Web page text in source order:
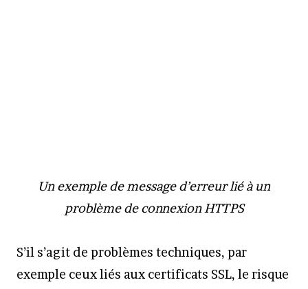
Un exemple de message d’erreur lié à un
problème de connexion HTTPS
S’il s’agit de problèmes techniques, par
exemple ceux liés aux certificats SSL, le risque